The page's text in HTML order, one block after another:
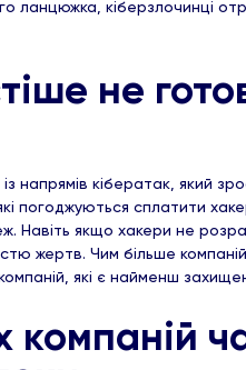
ланцюжка,
не
напрямів кібератак, який
погоджуються сплатити
Навіть якщо хакери не
жертв. Чим більше
які є найменш
компаній